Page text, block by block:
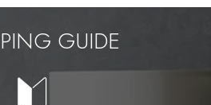
GUIDE